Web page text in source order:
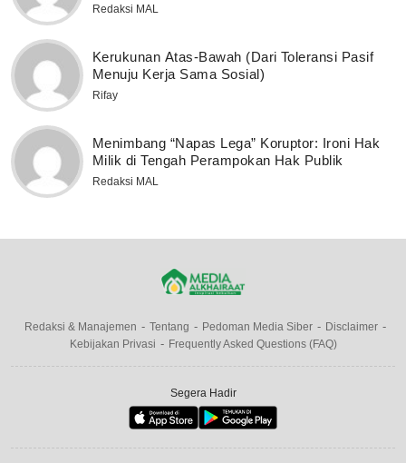
Redaksi MAL
Kerukunan Atas-Bawah (Dari Toleransi Pasif
Menuju Kerja Sama Sosial)
Rifay
Menimbang “Napas Lega” Koruptor: Ironi Hak
Milik di Tengah Perampokan Hak Publik
Redaksi MAL
Redaksi & Manajemen Tentang Pedoman Media Siber
Disclaimer
Kebijakan Privasi
Frequently Asked Questions (FAQ)
Segera Hadir